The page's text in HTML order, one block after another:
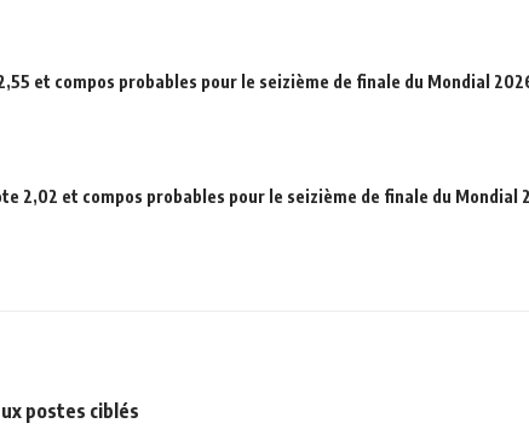
et compos probables pour le seizième de finale du Mondial
2,02 et compos probables pour le seizième de finale du Mondial
postes ciblés